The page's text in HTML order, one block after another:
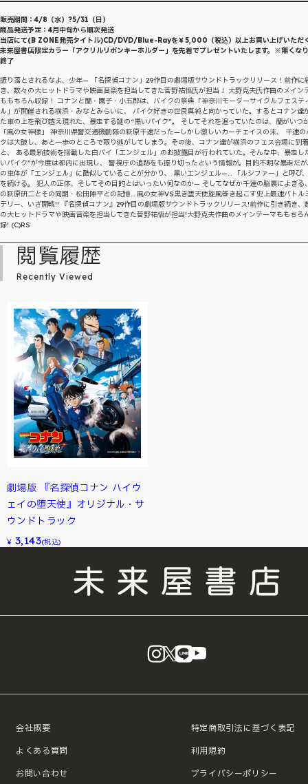
販売期間：4/8（水）?5/31（日）
商品発送予定：4月中旬から順次発送
当店にて(B ZONE発売タイトル)CD/DVD/Blue-Rayを￥5,000（税込）以上お買い上げいただ
未来屋書店限定カラー「アクリルリボンキーホルダー」を先着でプレゼントいたします。※無くな
終了
振り落とされるなよ、少年— 「名探偵コナン」29作目の劇場版サウンドトラックリリース！前作に
き、数々の大ヒットドラマや映画音楽を担当してきた菅野祐悟氏が担当！ 大野克夫氏作曲のメイン
ももちろん収録！ コナンと蘭・園子・小五郎は、バイクの祭典「神奈川モーターサイクルフェステ
ル」が開催される横浜・みなとみらいに、 バイク好きの世良真純と向かっていた。するとコナン達
た車の上を飛び越え現れた、暴走する謎の“黒いバイク”。 そしてそれを追っていたのは、蘭がいつ
「風の女神様」 神奈川県警交通機動隊の萩原千速だった—しかし激しいカーチェイスの末、 千速の
クは大破し、あと一歩のところで取り逃がしてしまう。その後、コナン達が横浜のフェス会場に到
と、 ある最新技術を搭載した白バイ「エンジェル」のお披露目が行われていた。そんな中、暴走し
いバイク”が今度は都内に出現し、 警視庁の追跡をも振り切ったという情報が。目的不明な暴走だ
の車体が「エンジェル」に酷似していることが分かり、 黒いエンジェル—… 「ルシファー」と呼び
を続ける。 犯人の正体、そしてその目的とはいったい何なのか— そしてなぜか千速の脳裏によぎる
の萩原研二とその同期・松田陣平との記憶… 風の女神VS黒き堕天使旋風巻き起こす史上最速バトル
テリー、いざ開戦!! 『名探偵コナン』29作目の劇場版サウンドトラックリリース!前作に引き続き、
の大ヒットドラマや映画音楽を担当してきた菅野祐悟が担当!大野克夫作曲のメインテーマももちろ
録! (C)RS
閲覧履歴
Recently Viewed
劇場版 『名探偵コナン ハイウ
ェイの堕天使』オリジナル・サ
ウンドトラック
¥ 3,143(税込)
instagram
X LINE
会社概要
よくある質問
お問い合わせ
特定商取引法に基づく表記
利用規約
プライバシーポリシー